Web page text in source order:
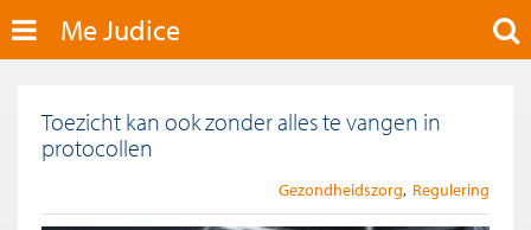
Me Judice
Toezicht kan ook zonder alles te vangen in
protocollen
Gezondheidszorg Regulering